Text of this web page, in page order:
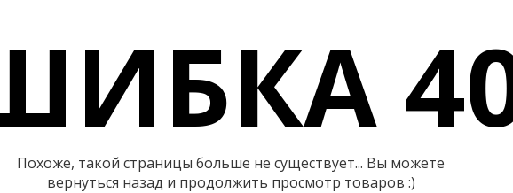
Похоже, такой страницы больше не существует... Вы можете
вернуться назад и продолжить просмотр товаров :)